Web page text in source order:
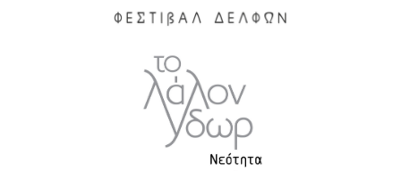
Είσοδος διαχειριστή